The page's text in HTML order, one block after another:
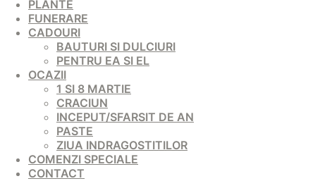
PLANTE
FUNERARE
CADOURI
BAUTURI SI DULCIURI
PENTRU EA SI EL
OCAZII
1 SI 8 MARTIE
CRACIUN
INCEPUT/SFARSIT DE AN
PASTE
ZIUA INDRAGOSTITILOR
COMENZI SPECIALE
CONTACT